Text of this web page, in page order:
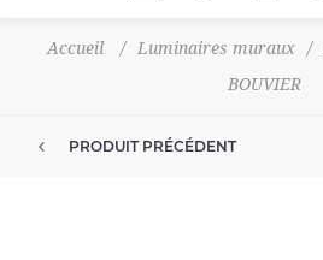
Accueil / Luminaires muraux /
BOUVIER
PRODUIT PRÉCÉDENT